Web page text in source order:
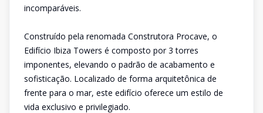
incomparáveis.
Construído pela renomada Construtora Procave, o
Edifício Ibiza Towers é composto por 3 torres
imponentes, elevando o padrão de acabamento e
sofisticação. Localizado de forma arquitetônica de
frente para o mar, este edifício oferece um estilo de
vida exclusivo e privilegiado.